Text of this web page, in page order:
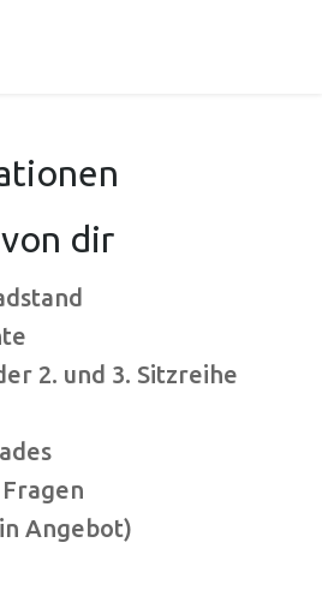
dir
2. und 3. Sitzreihe
Angebot)